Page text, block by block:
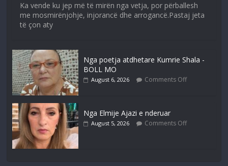
Ka vende ku jep më të mirën nga vetja, por përballesh
me mosmirënjohje, injorancë dhe arrogancë.Pastaj jeta
të çon aty
Nga poetja atdhetare Kumrie Shala -
BOLL MO
August 6, 2026 Comments Off
Nga Elmije Ajazi e nderuar
August 5, 2026 Comments Off